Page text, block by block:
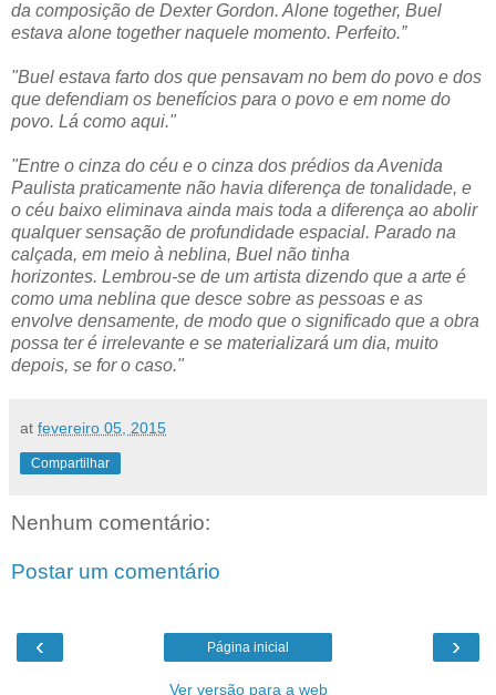
da composição de Dexter Gordon. Alone together, Buel
estava alone togethernaquele momento. Perfeito.”
"Buel estava farto dos que pensavam no bem do povo e dos
que defendiam os benefícios para o povo e em nome do
povo. Lá como aqui."
"Entre o cinza do céu e o cinza dos prédios da Avenida
Paulista praticamente não havia diferença de tonalidade, e
o céu baixo eliminava ainda mais toda a diferença ao abolir
qualquer sensação de profundidade espacial. Parado na
calçada, em meio à neblina, Buel não tinha
horizontes. Lembrou-se de um artista dizendo que a arte é
como uma neblina que desce sobre as pessoas e as
envolve densamente, de modo que o significado que a obra
possa ter é irrelevante e se materializará um dia, muito
depois, se for o caso."
at fevereiro 05, 2015
Compartilhar
Nenhum comentário:
Postar um comentário
‹ ›
Página inicial
Ver versão para a web